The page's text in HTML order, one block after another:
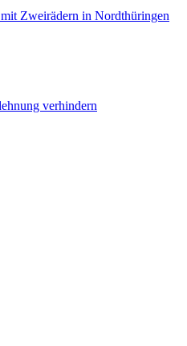
Zweirädern in Nordthüringen
verhindern